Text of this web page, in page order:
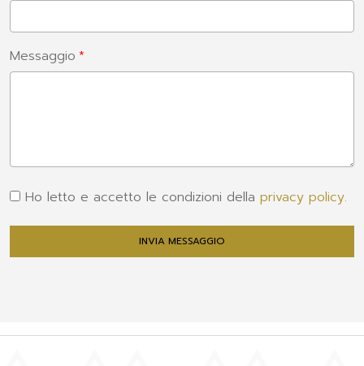
Messaggio
Ho letto e accetto le condizioni della privacy policy.
INVIA MESSAGGIO